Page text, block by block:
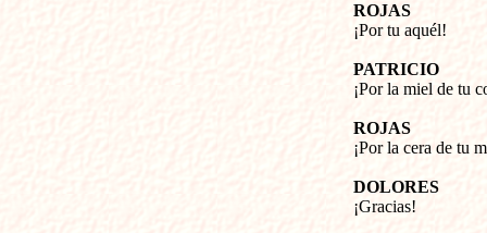
ROJAS
¡Por tu aquél!
PATRICIO
¡Por la miel de tu
ROJAS
¡Por la cera de tu
DOLORES
¡Gracias!